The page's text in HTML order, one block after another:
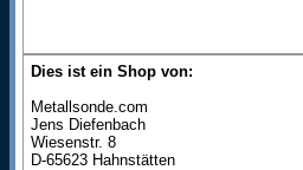
Dies ist ein Shop von:
Metallsonde.com
Jens Diefenbach
Wiesenstr. 8
D-65623 Hahnstätten